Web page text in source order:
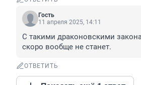
Гость
11 апреля 2025, 14:11
С такими драконовскими
скоро вообще не станет.
ОТВЕТИТЬ